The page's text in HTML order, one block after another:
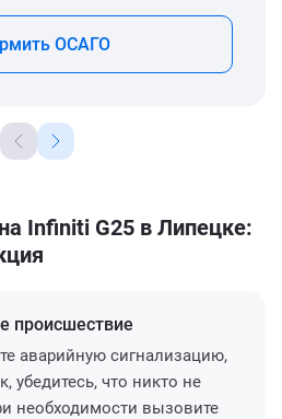
ОСАГО
Infiniti G25 в Липецке:
происшествие
аварийную сигнализацию,
убедитесь, что никто не
необходимости вызовите